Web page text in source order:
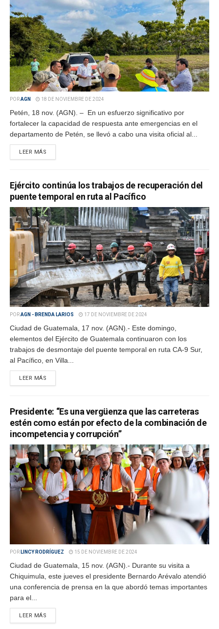
PORAGN 18 DE NOVIEMBRE DE 2024
Petén, 18 nov. (AGN). – En un esfuerzo significativo por
fortalecer la capacidad de respuesta ante emergencias en el
departamento de Petén, se llevó a cabo una visita oficial al...
LEER MÁS
Ejército continúa los trabajos de recuperación del
puente temporal en ruta al Pacífico
PORAGN - BRENDA LARIOS 17 DE NOVIEMBRE DE 2024
Ciudad de Guatemala, 17 nov. (AGN).- Este domingo,
elementos del Ejército de Guatemala continuaron con los
trabajos de desmontaje del puente temporal en ruta CA-9 Sur,
al Pacífico, en Villa...
LEER MÁS
Presidente: “Es una vergüenza que las carreteras
estén como están por efecto de la combinación de
incompetencia y corrupción”
POR LINCY RODRÍGUEZ 15 DE NOVIEMBRE DE 2024
Ciudad de Guatemala, 15 nov. (AGN).- Durante su visita a
Chiquimula, este jueves el presidente Bernardo Arévalo atendió
una conferencia de prensa en la que abordó temas importantes
para el...
LEER MÁS